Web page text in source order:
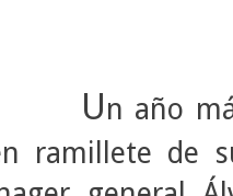
Un año
ramillete de